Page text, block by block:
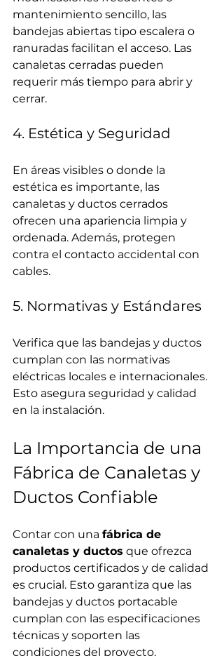
mantenimiento sencillo, las
bandejas abiertas tipo escalera o
ranuradas facilitan el acceso. Las
canaletas cerradas pueden
requerir más tiempo para abrir y
cerrar.
4. Estética y Seguridad
En áreas visibles o donde la
estética es importante, las
canaletas y ductos cerrados
ofrecen una apariencia limpia y
ordenada. Además, protegen
contra el contacto accidental con
cables.
5. Normativas y Estándares
Verifica que las bandejas y ductos
cumplan con las normativas
eléctricas locales e internacionales.
Esto asegura seguridad y calidad
en la instalación.
La Importancia de una
Fábrica de Canaletas y
Ductos Confiable
Contar con una fábrica de
canaletas y ductos que ofrezca
productos certificados y de calidad
es crucial. Esto garantiza que las
bandejas y ductos portacable
cumplan con las especificaciones
técnicas y soporten las
condiciones del proyecto.